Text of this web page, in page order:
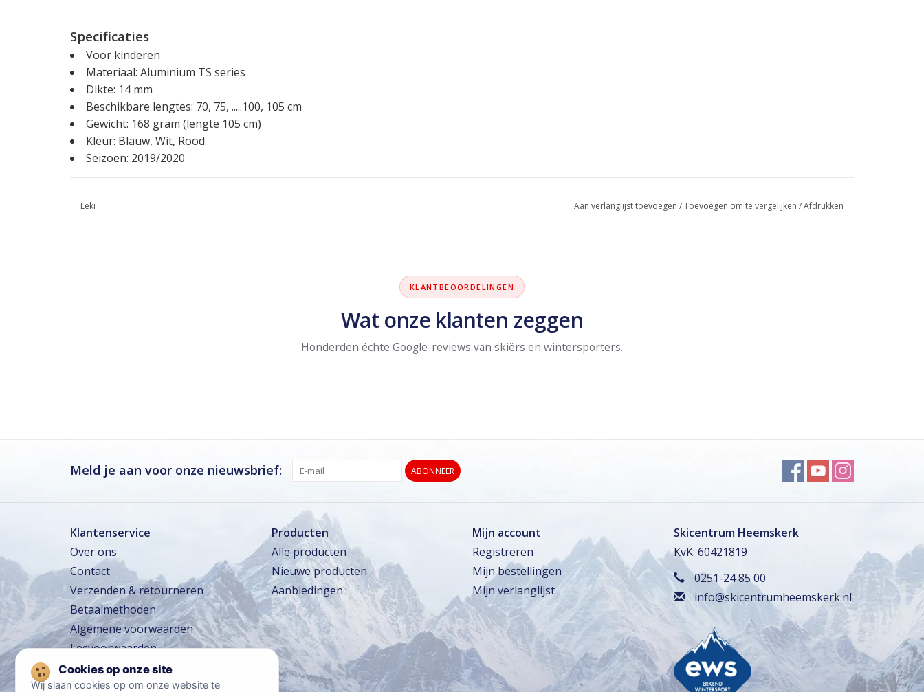
Specificaties
Voor kinderen
Materiaal: Aluminium TS series
Dikte: 14 mm
Beschikbare lengtes: 70, 75, .....100, 105 cm
Gewicht: 168 gram (lengte 105 cm)
Kleur: Blauw, Wit, Rood
Seizoen: 2019/2020
Leki Aan verlanglijst toevoegen /Toevoegen om te vergelijken /Afdrukken
KLANTBEOORDELINGEN
Wat onze klanten zeggen
Honderden échte Google-reviews van skiërs en wintersporters.
Meld je aan voor onze nieuwsbrief: ABONNEER
Klantenservice
Over ons
Contact
Verzenden & retourneren
Betaalmethoden
Algemene voorwaarden
Lesvoorwaarden
Reisvoorwaarden
Privacy policy
Producten
Alle producten
Nieuwe producten
Aanbiedingen
Mijn account
Registreren
Mijn bestellingen
Mijn verlanglijst
Skicentrum Heemskerk
KvK: 60421819
0251-24 85 00
info@skicentrumheemskerk.nl
Wij slaan cookies op om onze website te
Gesloten
TOT 16 AUG Zomervakantie
Gesloten
13 SEP – 16 SEP Winkeltraining
Beperkt geopend
14 OKT – 17 OKT Lerarentraining
Beperkt geopend
24 DEC Kerstavond